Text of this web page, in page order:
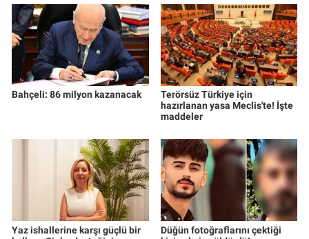
Bahçeli: 86 milyon kazanacak
Terörsüz Türkiye için
hazırlanan yasa Meclis'te! İşte
maddeler
Yaz ishallerine karşı güçlü bir
Düğün fotoğraflarını çektiği